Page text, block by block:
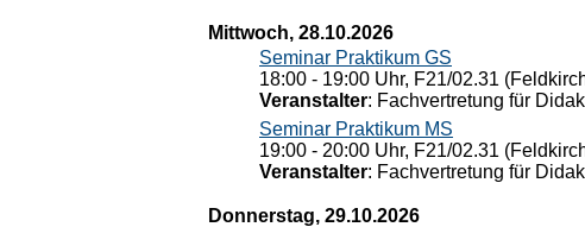
Mittwoch, 28.10.2026
Seminar Praktikum GS
18:00 - 19:00 Uhr, F21/02.31
Veranstalter: Fachvertretung für
Seminar Praktikum MS
19:00 - 20:00 Uhr, F21/02.31
Veranstalter: Fachvertretung für
Donnerstag, 29.10.2026